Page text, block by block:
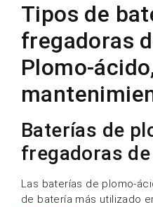
Tipos de
fregadoras
Plomo-
Baterías de
fregadoras
Las baterías de plomo-
de batería más utilizado